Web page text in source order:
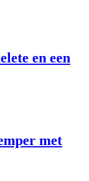
en een
met